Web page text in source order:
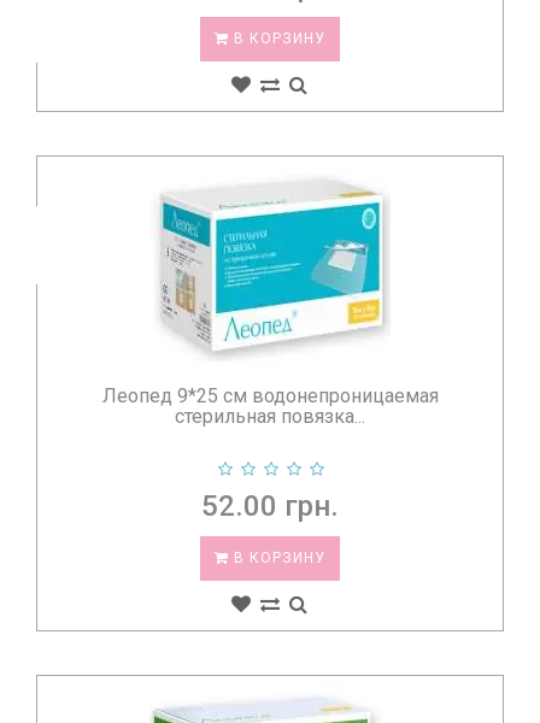
В КОРЗИНУ
Леопед 9*25 см водонепроницаемая
стерильная повязка...
52.00 грн.
В КОРЗИНУ